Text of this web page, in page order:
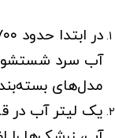
آب سرد شستشو
مدل‌های
یک لیتر آب در